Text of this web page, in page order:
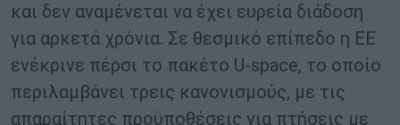
και δεν αναμένεται να έχει ευρεία διάδοση
για αρκετά χρόνια. Σε θεσμικό επίπεδο η ΕΕ
ενέκρινε πέρσι το πακέτο U-space, το οποίο
περιλαμβάνει τρεις κανονισμούς, με τις
απαραίτητες προϋποθέσεις για πτήσεις με